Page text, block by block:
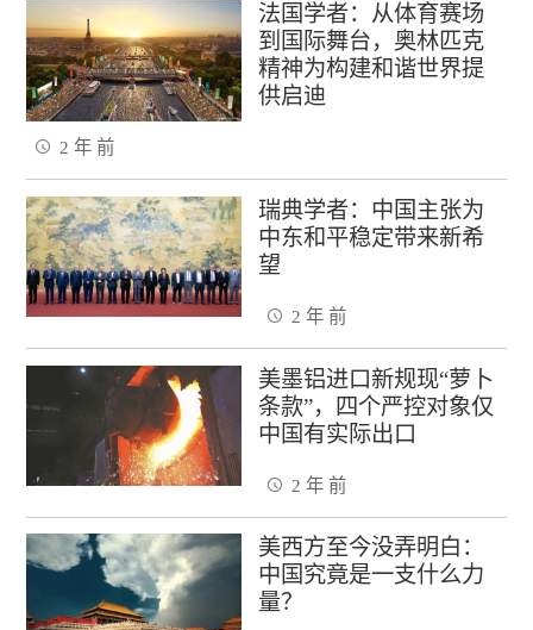
法国学者：从体育赛场
到国际舞台，奥林匹克
精神为构建和谐世界提
供启迪
2 年 前
瑞典学者：中国主张为
中东和平稳定带来新希
望
2 年 前
美墨铝进口新规现“萝卜
条款”，四个严控对象仅
中国有实际出口
2 年 前
美西方至今没弄明白：
中国究竟是一支什么力
量？